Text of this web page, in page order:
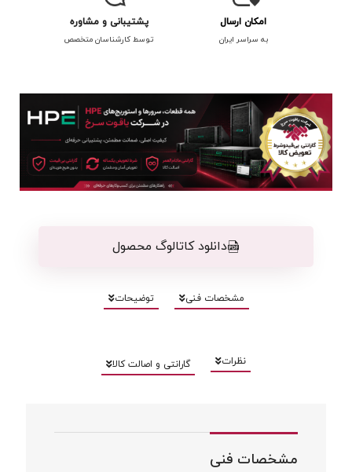
امکان ارسال
به سراسر ایران
پشتیبانی و مشاوره
توسط کارشناسان متخصص
دانلود کاتالوگ محصول
مشخصات فنی توضیحات
نظرات گارانتی و اصالت کالا
مشخصات فنی